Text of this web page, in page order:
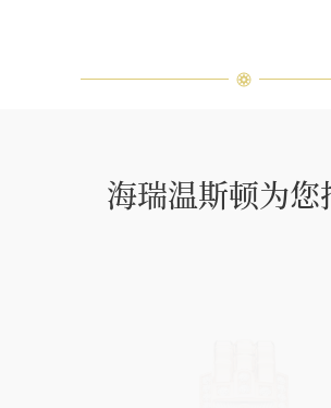
海瑞温斯顿为您